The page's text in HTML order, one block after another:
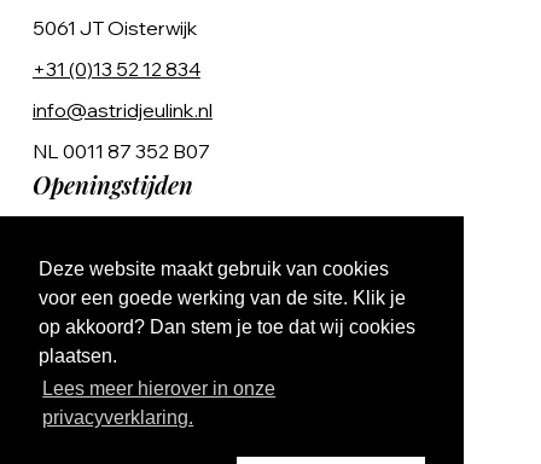
Deze website maakt gebruik van cookies
voor een goede werking van de site. Klik je
op akkoord? Dan stem je toe dat wij cookies
plaatsen.
Lees meer hierover in onze
privacyverklaring.
5061 JT Oisterwijk
+31 (0)13 52 12 834
info@astridjeulink.nl
NL 0011 87 352 B07
Openingstijden
Ma t/m Vr 9:00 - 17:00